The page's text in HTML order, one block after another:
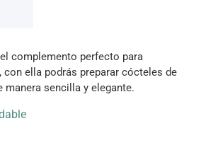
complemento perfecto para
con ella podrás preparar cócteles de
sencilla y elegante.